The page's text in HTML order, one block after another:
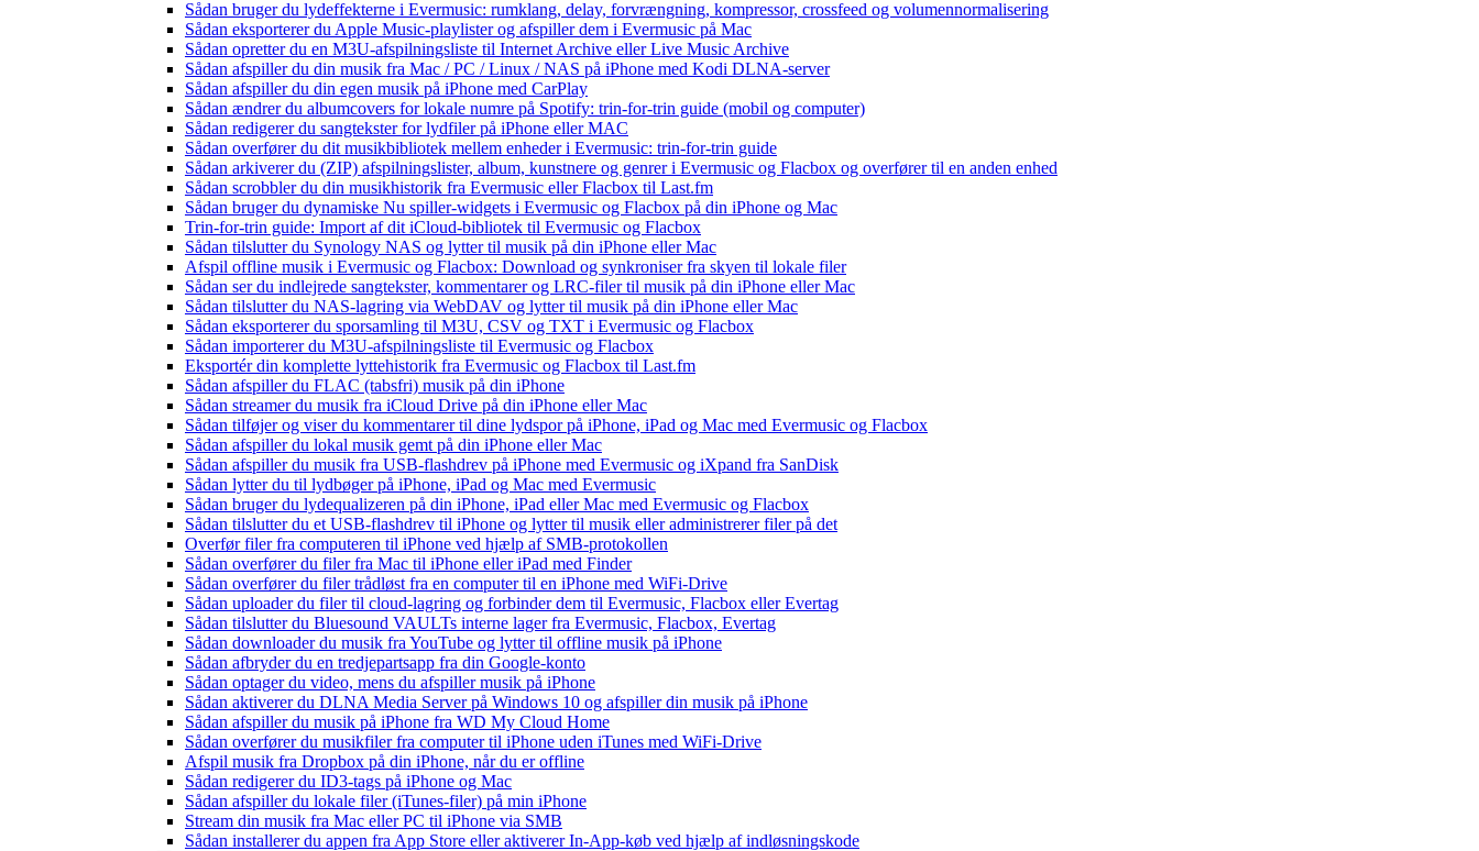
Sådan bruger du lydeffekterne i Evermusic: rumklang, delay, forvrængning, kompressor, crossfeed og volumennormalisering
Sådan eksporterer du Apple Music-playlister og afspiller dem i Evermusic på Mac
Sådan opretter du en M3U-afspilningsliste til Internet Archive eller Live Music Archive
Sådan afspiller du din musik fra Mac / PC / Linux / NAS på iPhone med Kodi DLNA-server
Sådan afspiller du din egen musik på iPhone med CarPlay
Sådan ændrer du albumcovers for lokale numre på Spotify: trin-for-trin guide (mobil og computer)
Sådan redigerer du sangtekster for lydfiler på iPhone eller MAC
Sådan overfører du dit musikbibliotek mellem enheder i Evermusic: trin-for-trin guide
Sådan arkiverer du (ZIP) afspilningslister, album, kunstnere og genrer i Evermusic og Flacbox og overfører til en anden enhed
Sådan scrobbler du din musikhistorik fra Evermusic eller Flacbox til Last.fm
Sådan bruger du dynamiske Nu spiller-widgets i Evermusic og Flacbox på din iPhone og Mac
Trin-for-trin guide: Import af dit iCloud-bibliotek til Evermusic og Flacbox
Sådan tilslutter du Synology NAS og lytter til musik på din iPhone eller Mac
Afspil offline musik i Evermusic og Flacbox: Download og synkroniser fra skyen til lokale filer
Sådan ser du indlejrede sangtekster, kommentarer og LRC-filer til musik på din iPhone eller Mac
Sådan tilslutter du NAS-lagring via WebDAV og lytter til musik på din iPhone eller Mac
Sådan eksporterer du sporsamling til M3U, CSV og TXT i Evermusic og Flacbox
Sådan importerer du M3U-afspilningsliste til Evermusic og Flacbox
Eksportér din komplette lyttehistorik fra Evermusic og Flacbox til Last.fm
Sådan afspiller du FLAC (tabsfri) musik på din iPhone
Sådan streamer du musik fra iCloud Drive på din iPhone eller Mac
Sådan tilføjer og viser du kommentarer til dine lydspor på iPhone, iPad og Mac med Evermusic og Flacbox
Sådan afspiller du lokal musik gemt på din iPhone eller Mac
Sådan afspiller du musik fra USB-flashdrev på iPhone med Evermusic og iXpand fra SanDisk
Sådan lytter du til lydbøger på iPhone, iPad og Mac med Evermusic
Sådan bruger du lydequalizeren på din iPhone, iPad eller Mac med Evermusic og Flacbox
Sådan tilslutter du et USB-flashdrev til iPhone og lytter til musik eller administrerer filer på det
Overfør filer fra computeren til iPhone ved hjælp af SMB-protokollen
Sådan overfører du filer fra Mac til iPhone eller iPad med Finder
Sådan overfører du filer trådløst fra en computer til en iPhone med WiFi-Drive
Sådan uploader du filer til cloud-lagring og forbinder dem til Evermusic, Flacbox eller Evertag
Sådan tilslutter du Bluesound VAULTs interne lager fra Evermusic, Flacbox, Evertag
Sådan downloader du musik fra YouTube og lytter til offline musik på iPhone
Sådan afbryder du en tredjepartsapp fra din Google-konto
Sådan optager du video, mens du afspiller musik på iPhone
Sådan aktiverer du DLNA Media Server på Windows 10 og afspiller din musik på iPhone
Sådan afspiller du musik på iPhone fra WD My Cloud Home
Sådan overfører du musikfiler fra computer til iPhone uden iTunes med WiFi-Drive
Afspil musik fra Dropbox på din iPhone, når du er offline
Sådan redigerer du ID3-tags på iPhone og Mac
Sådan afspiller du lokale filer (iTunes-filer) på min iPhone
Stream din musik fra Mac eller PC til iPhone via SMB
Sådan installerer du appen fra App Store eller aktiverer In-App-køb ved hjælp af indløsningskode